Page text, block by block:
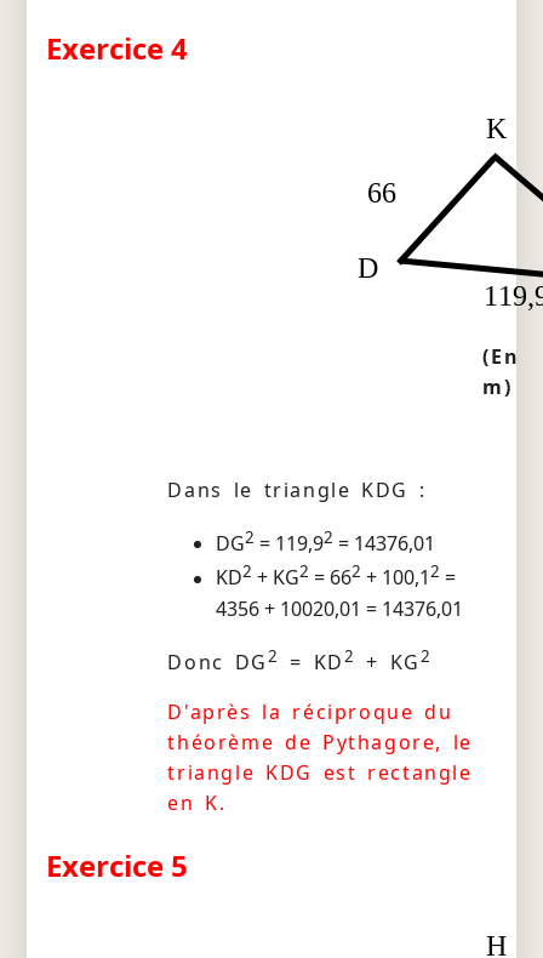
Exercice 4
K
D
66
(En
m)
Dans le triangle KDG :
DG2 = 119,92 = 14376,01
KD2 + KG2 = 662 + 100,12 =
4356 + 10020,01 = 14376,01
Donc DG 2 = KD 2 + KG 2
D'après la réciproque du
théorème de Pythagore, le
triangle KDG est rectangle
en K.
Exercice 5
H